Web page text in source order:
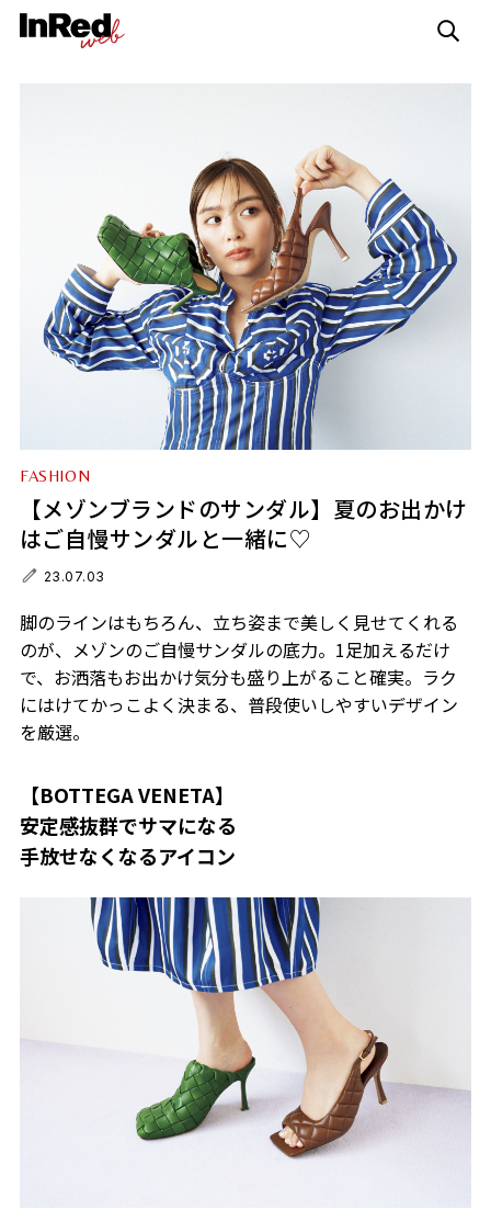
FASHION
【メゾンブランドのサンダル】夏のお出かけ
はご自慢サンダルと一緒に♡
23.07.03
脚のラインはもちろん、立ち姿まで美しく見せてくれる
のが、メゾンのご自慢サンダルの底力。1足加えるだけ
で、お洒落もお出かけ気分も盛り上がること確実。ラク
にはけてかっこよく決まる、普段使いしやすいデザイン
を厳選。
【BOTTEGA VENETA】
安定感抜群でサマになる
手放せなくなるアイコン